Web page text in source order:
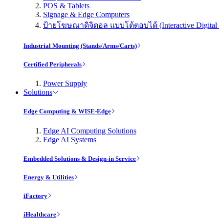
POS & Tablets
Signage & Edge Computers
ป้ายโฆษณาดิจิตอล แบบโต้ตอบได้ (Interactive Digital
Industrial Mounting (Stands/Arms/Carts)
Certified Peripherals
Power Supply
Solutions
Edge Computing & WISE-Edge
Edge AI Computing Solutions
Edge AI Systems
Embedded Solutions & Design-in Service
Energy & Utilities
iFactory
iHealthcare